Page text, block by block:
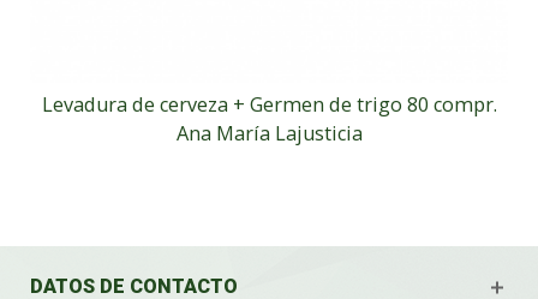
Levadura de cerveza + Germen de trigo 80 compr.
Ana María Lajusticia
DATOS DE CONTACTO